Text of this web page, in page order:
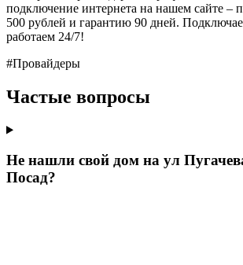
подключение интернета на нашем сайте –
500 рублей и гарантию 90 дней.
работаем 24/7!
#Провайдеры
Частые вопросы
Не нашли свой дом на ул
Посад?